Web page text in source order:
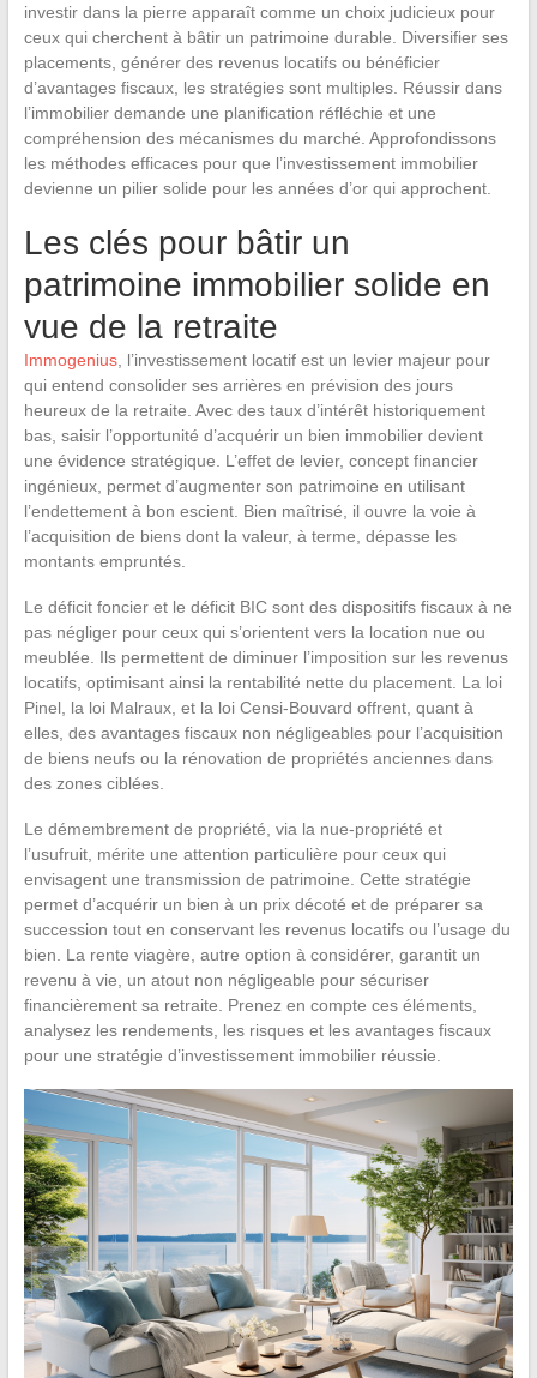
investir dans la pierre apparaît comme un choix judicieux pour
ceux qui cherchent à bâtir un patrimoine durable. Diversifier ses
placements, générer des revenus locatifs ou bénéficier
d’avantages fiscaux, les stratégies sont multiples. Réussir dans
l’immobilier demande une planification réfléchie et une
compréhension des mécanismes du marché. Approfondissons
les méthodes efficaces pour que l’investissement immobilier
devienne un pilier solide pour les années d’or qui approchent.
Les clés pour bâtir un
patrimoine immobilier solide en
vue de la retraite
Immogenius, l’investissement locatif est un levier majeur pour
qui entend consolider ses arrières en prévision des jours
heureux de la retraite. Avec des taux d’intérêt historiquement
bas, saisir l’opportunité d’acquérir un bien immobilier devient
une évidence stratégique. L’effet de levier, concept financier
ingénieux, permet d’augmenter son patrimoine en utilisant
l’endettement à bon escient. Bien maîtrisé, il ouvre la voie à
l’acquisition de biens dont la valeur, à terme, dépasse les
montants empruntés.
Le déficit foncier et le déficit BIC sont des dispositifs fiscaux à ne
pas négliger pour ceux qui s’orientent vers la location nue ou
meublée. Ils permettent de diminuer l’imposition sur les revenus
locatifs, optimisant ainsi la rentabilité nette du placement. La loi
Pinel, la loi Malraux, et la loi Censi-Bouvard offrent, quant à
elles, des avantages fiscaux non négligeables pour l’acquisition
de biens neufs ou la rénovation de propriétés anciennes dans
des zones ciblées.
Le démembrement de propriété, via la nue-propriété et
l’usufruit, mérite une attention particulière pour ceux qui
envisagent une transmission de patrimoine. Cette stratégie
permet d’acquérir un bien à un prix décoté et de préparer sa
succession tout en conservant les revenus locatifs ou l’usage du
bien. La rente viagère, autre option à considérer, garantit un
revenu à vie, un atout non négligeable pour sécuriser
financièrement sa retraite. Prenez en compte ces éléments,
analysez les rendements, les risques et les avantages fiscaux
pour une stratégie d’investissement immobilier réussie.